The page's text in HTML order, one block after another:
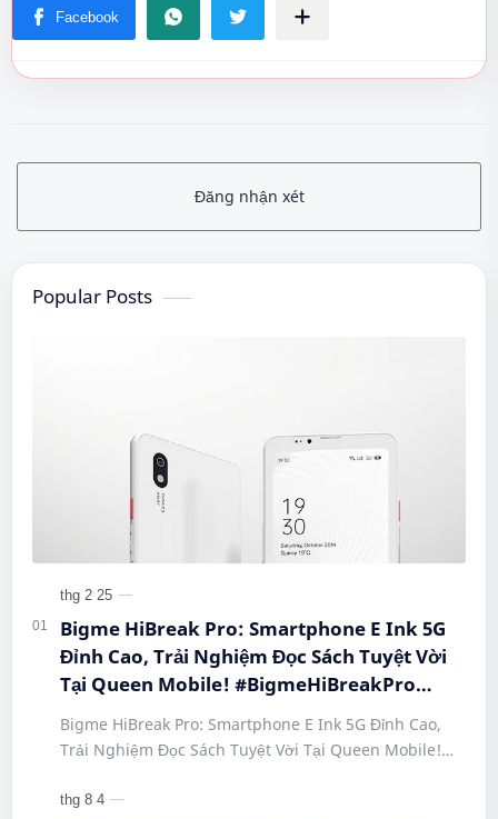
Đăng nhận xét
Popular Posts
Bigme HiBreak Pro: Smartphone E Ink 5G
Đỉnh Cao, Trải Nghiệm Đọc Sách Tuyệt Vời
Tại Queen Mobile! #BigmeHiBreakPro
#SmartphoneEInk #QueenMobile
#HiBreakPro5G #DienThoaiDocSach
#CongNgheMoi #MuaSamThongMinh
#EInkPhone #5GSmartphone
Bigme HiBreak Pro: Smartphone E Ink 5G Đỉnh Cao,
Trải Nghiệm Đọc Sách Tuyệt Vời Tại Queen Mobile!
#Hi…